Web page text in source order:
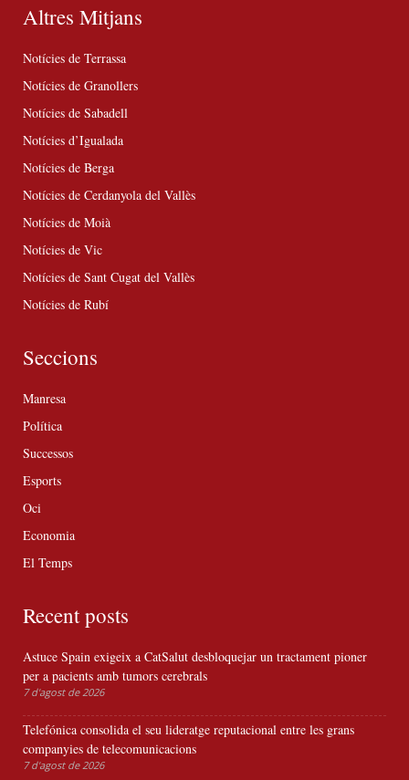
Altres Mitjans
Notícies de Terrassa
Notícies de Granollers
Notícies de Sabadell
Notícies d’Igualada
Notícies de Berga
Notícies de Cerdanyola del Vallès
Notícies de Moià
Notícies de Vic
Notícies de Sant Cugat del Vallès
Notícies de Rubí
Seccions
Manresa
Política
Successos
Esports
Oci
Economia
El Temps
Recent posts
Astuce Spain exigeix a CatSalut desbloquejar un tractament pioner
per a pacients amb tumors cerebrals
7 d'agost de 2026
Telefónica consolida el seu lideratge reputacional entre les grans
companyies de telecomunicacions
7 d'agost de 2026